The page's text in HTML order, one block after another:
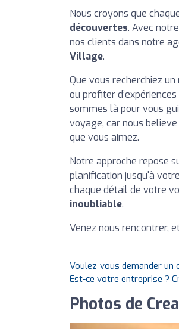
Nous croyons que
découvertes. Avec
nos clients dans notre
Village.
Que vous recherchiez
ou profiter
sommes là pour vous
voyage, car nous
que vous aimez.
Notre approche repose
planification jusqu'à
chaque détail de votre
inoubliable.
Venez nous rencontrer,
Voulez-vous demander un
Est-ce votre entreprise ?
Photos de